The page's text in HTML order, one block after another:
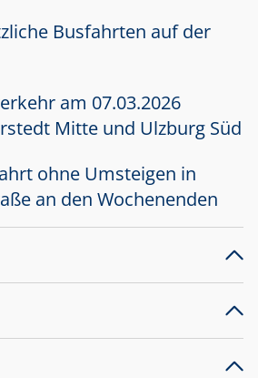
Busfahrten auf der
am 07.03.2026
Mitte und Ulzburg Süd
ohne Umsteigen in
an den Wochenenden
Bauarbeiten am
der Bahnstraße in